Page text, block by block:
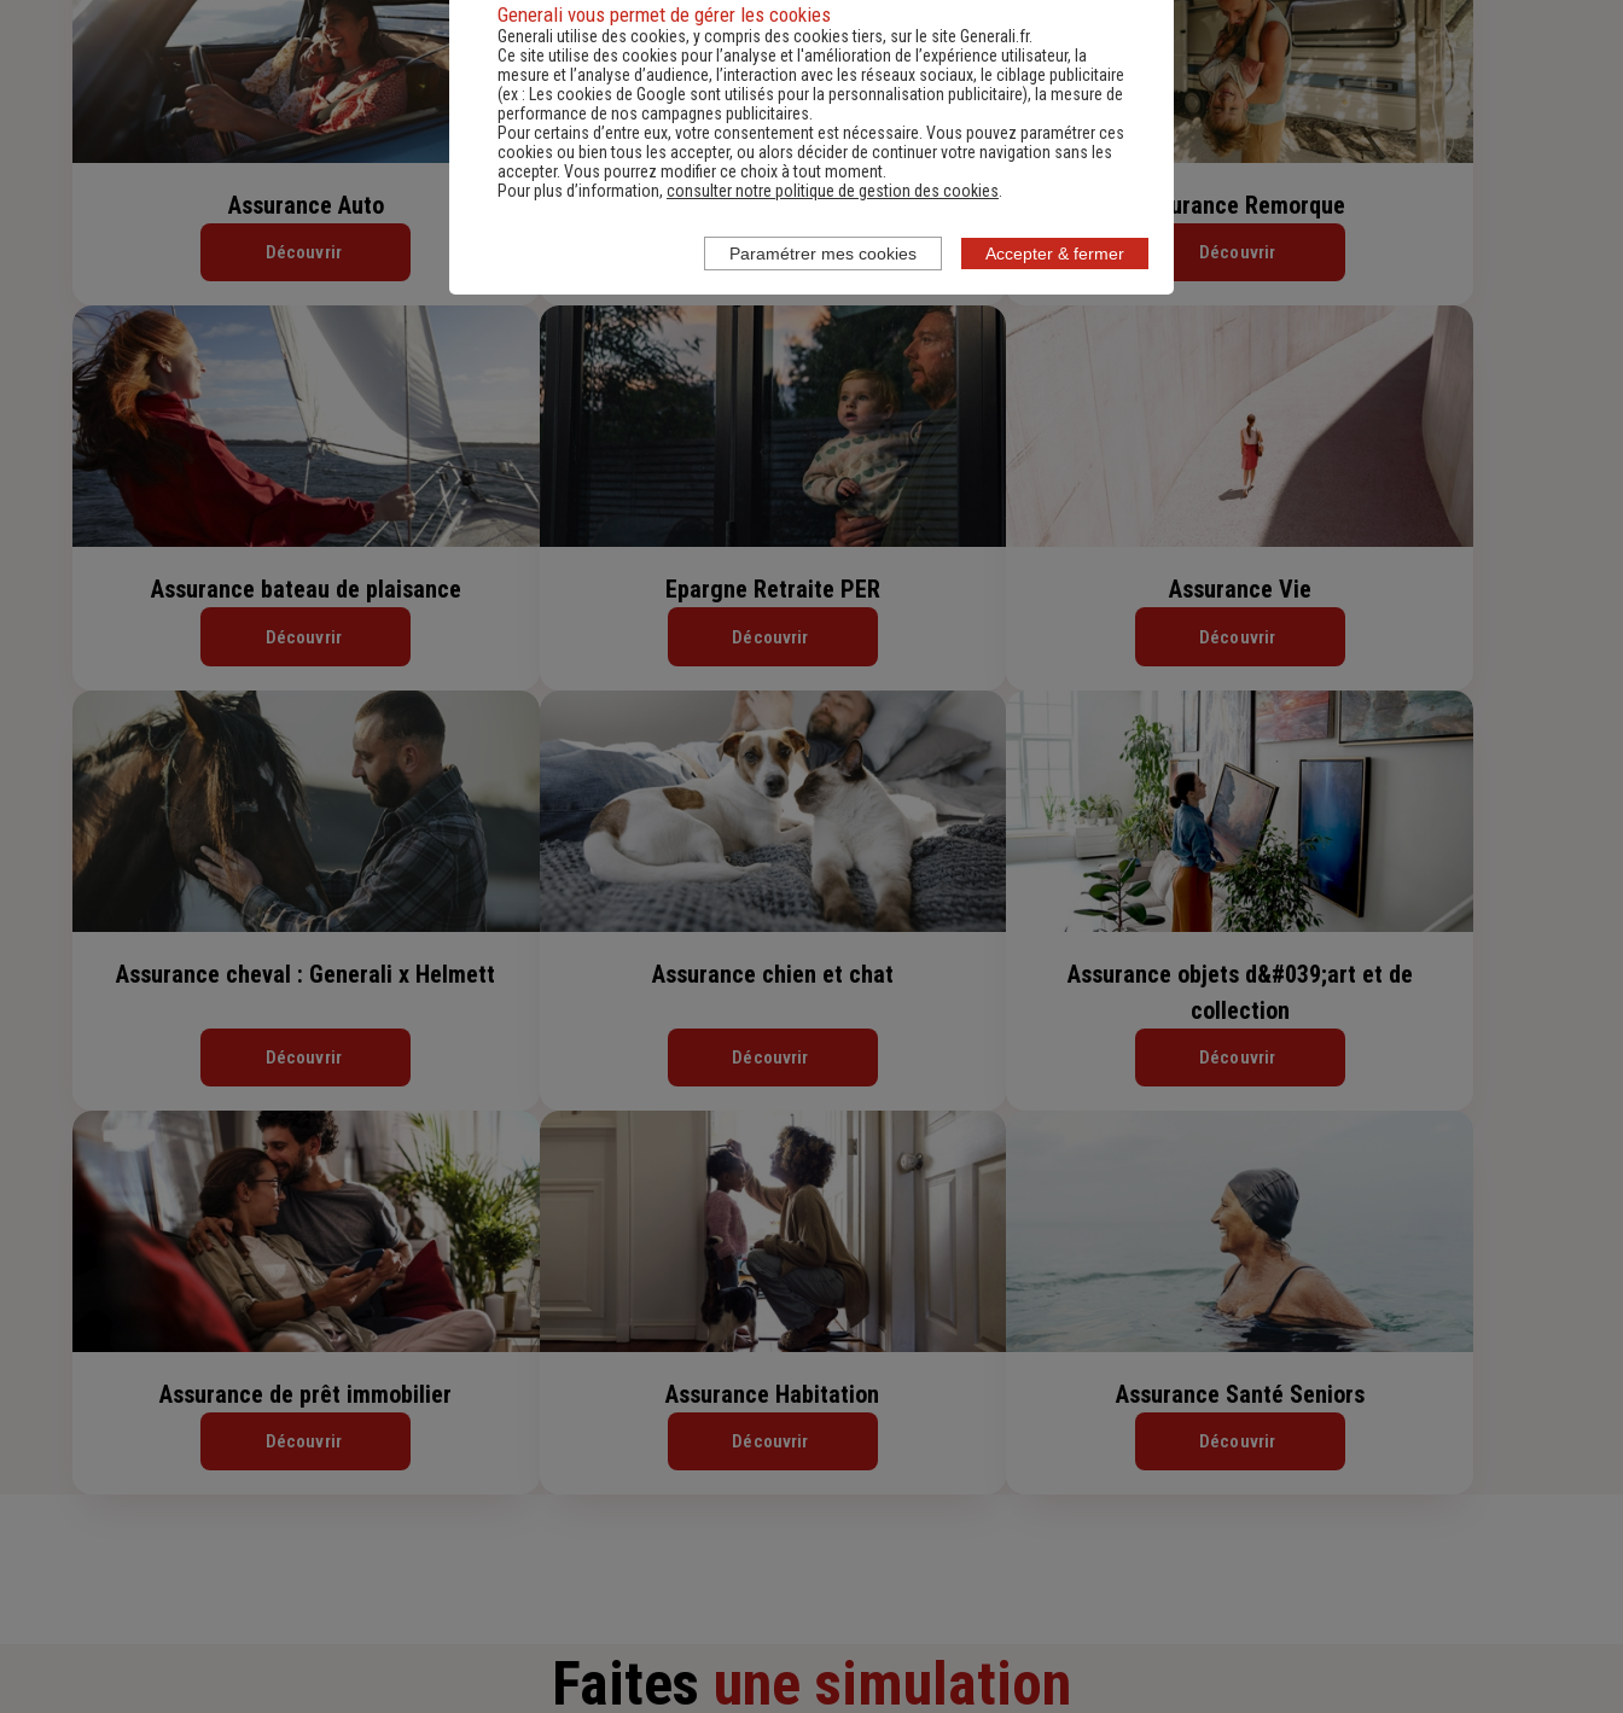
Assurance Auto
Découvrir
Assurance Auto Petit Rouleur
Découvrir
Assurance Remorque
Découvrir
Assurance bateau de plaisance
Découvrir
Epargne Retraite PER
Découvrir
Assurance Vie
Découvrir
Assurance cheval : Generali x Helmett
Découvrir
Assurance chien et chat
Découvrir
Assurance objets d&#039;art et de
collection
Découvrir
Assurance de prêt immobilier
Découvrir
Assurance Habitation
Découvrir
Assurance Santé Seniors
Découvrir
Faites une simulation
Generali vous permet de gérer les cookies
Generali utilise des cookies, y compris des cookies tiers, sur le site Generali.fr.
Ce site utilise des cookies pour l’analyse et l'amélioration de l’expérience utilisateur, la
mesure et l’analyse d’audience, l’interaction avec les réseaux sociaux, le ciblage publicitaire
(ex :
Les cookies de Google sont utilisés pour la personnalisation publicitaire), la mesure de
performance de nos campagnes publicitaires.
Pour certains d’entre eux, votre consentement est nécessaire. Vous pouvez paramétrer ces
cookies ou bien tous les accepter, ou alors décider de continuer votre navigation sans les
accepter. Vous pourrez modifier ce choix à tout moment.
Pour plus d’information, consulter notre politique de gestion des cookies
Accepter & fermer
Paramétrer mes cookies